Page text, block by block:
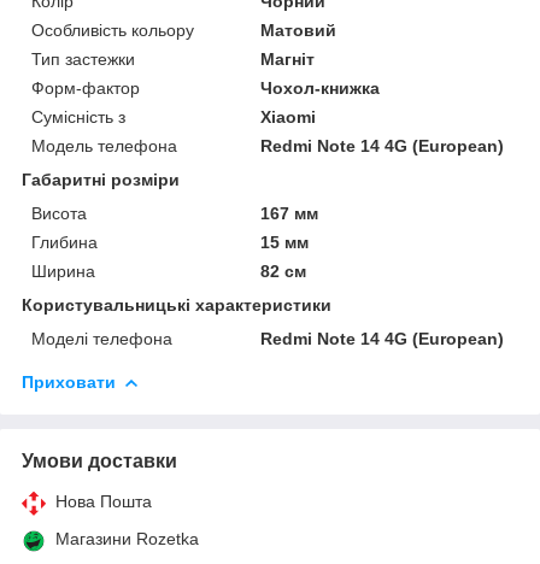
Особливість кольору
Матовий
Тип застежки
Магніт
Форм-фактор
Чохол-книжка
Сумісність з
Xiaomi
Модель телефона
Redmi Note 14 4G (European)
Габаритні розміри
Висота
167 мм
Глибина
15 мм
Ширина
82 см
Користувальницькі характеристики
Моделі телефона
Redmi Note 14 4G (European)
Приховати
Умови доставки
Нова Пошта
Магазини Rozetka